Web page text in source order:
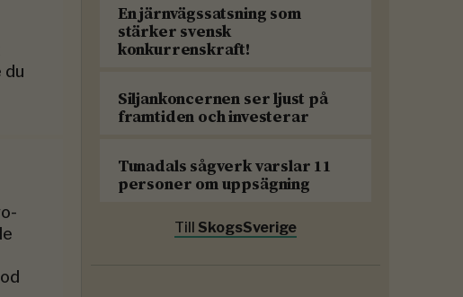
du
En järnvägssatsning som
stärker svensk
konkurrenskraft!
Siljankoncernen ser ljust på
framtiden och investerar
Tunadals sågverk varslar 11
personer om uppsägning
Till SkogsSverige